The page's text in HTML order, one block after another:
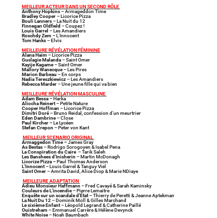
MEILLEUR ACTEUR DANS UN SECOND RÔLE
Anthony Hopkins– Armageddon Time
Bradley Cooper– Licorice Pizza
Bouli Lanners– La Nuit du 12
Finnegan Oldfield – Coupez !
Louis Garrel – Les Amandiers
Roschdy Zem– L’Innocent
Tom Hanks– Elvis
MEILLEURE RÉVÉLATION FÉMININE
Alana Haim– Licorice Pizza
Guslagie Malanda– Saint Omer
Kayije Kagame– Saint Omer
Mallory Wanecque– Les Pires
Marion Barbeau – En corps
Nadia Tereszkiewicz– Les Amandiers
Rebecca Marder– Une jeune fille qui va bien
MEILLEURE RÉVÉLATION MASCULINE
Adam Bessa– Harka
Aliocha Reinert– Petite Nature
Cooper Hoffman – Licorice Pizza
Dimitri Doré– Bruno Reidal, confession d’un meurtrier
Eden Dambrine– Close
Paul Kircher –Le Lycéen
Stefan Crepon – Peter von Kant
MEILLEUR SCENARIO ORIGINAL
Armaggedon Time –James Gray
As Bestas– Rodrigo Sorogoyen & Isabel Pena
La Conspiration du Caire– Tarik Saleh
Les Banshees d’Inisherin – Martin McDonagh
Licorize Pizza– Paul Thomas Anderson
L’Innocent– Louis Garrel & Tanguy Viel
Saint Omer– Amrita David, Alice Diop & Marie NDiaye
MEILLEURE ADAPTATION
Adieu Monsieur Haffmann – Fred Cavayé & Sarah Kaminsky
Couleurs de L’incendie– Pierre Lemaitre
Enquête sur un scandale d’État– Thierry de Peretti & Jeanne Aptekman
La Nuit Du 12 – Dominik Moll & Gilles Marchand
Le sixième Enfant– Léopold Legrand & Catherine Paillé
Ouistreham– Emmanuel Carrère & Hélène Devynck
White Noise– Noah Baumbach